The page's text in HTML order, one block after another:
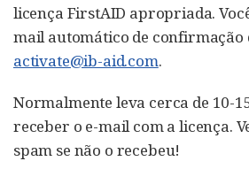
licença FirstAID apropriada.
mail automático de confirmação
activate@ib-aid.com.
Normalmente leva cerca de 10-
receber o e-mail com a licença.
spam se não o recebeu!